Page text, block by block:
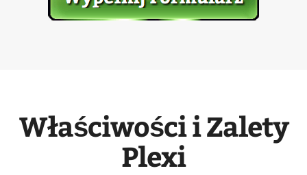
Właściwości i Zalety
Plexi